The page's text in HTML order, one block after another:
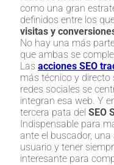
como una gran
definidos entre los
visitas y
No hay una más
que ambas se
Las acciones SEO
más técnico y directo
redes sociales se
integran esa web. Y
tercera pata del SEO
Indispensable para
ante el buscador,
usuario y tener
interesante para